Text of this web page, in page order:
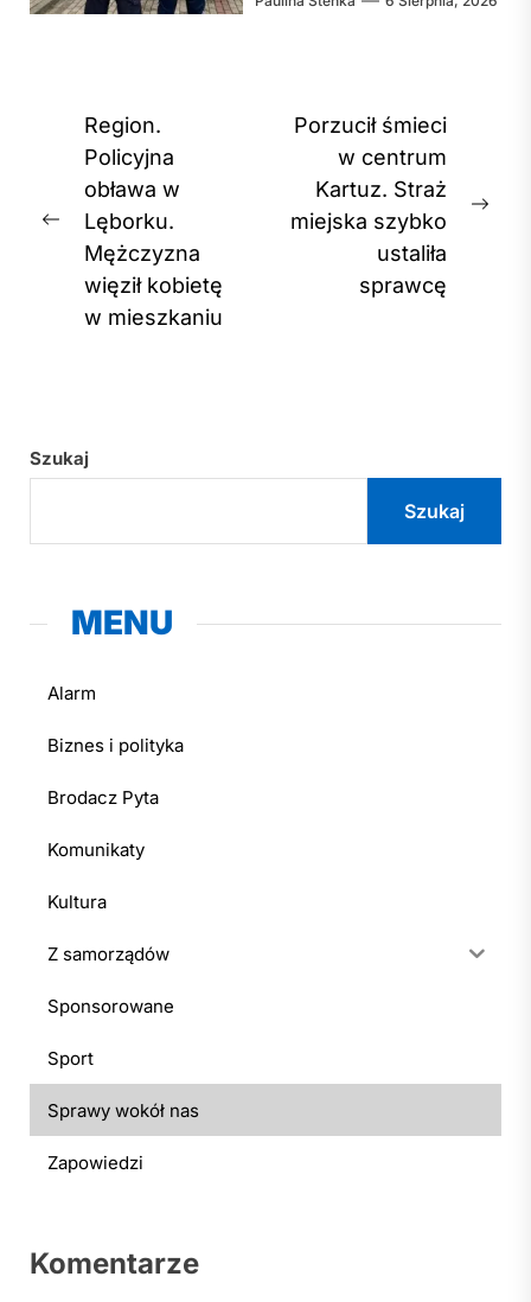
Nawigacja
wpisu
Previous
post:
Region.
Policyjna
obława w
Lęborku.
Mężczyzna
więził kobietę
w mieszkaniu
Porzucił śmieci
w centrum
Kartuz. Straż
miejska szybko
ustaliła
sprawcę
Szukaj
Szukaj
MENU
Alarm
Biznes i polityka
Brodacz Pyta
Komunikaty
Kultura
Z samorządów
Sponsorowane
Sport
Sprawy wokół nas
Zapowiedzi
Komentarze